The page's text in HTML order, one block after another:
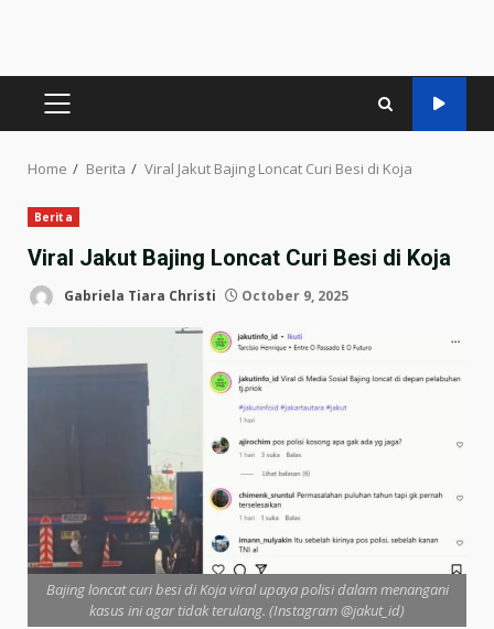
PRIMARY
Home Berita Viral Jakut Bajing Loncat Curi Besi di Koja
Berita
Viral Jakut Bajing Loncat Curi Besi di Koja
Gabriela Tiara Christi October 9, 2025
Bajing loncat curi besi di Koja viral upaya polisi dalam menangani
kasus ini agar tidak terulang. (Instagram @jakut_id)